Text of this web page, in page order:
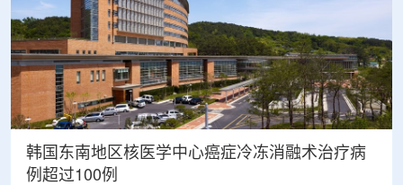
韩国东南地区核医学中心癌症冷冻消融术治疗病
例超过100例